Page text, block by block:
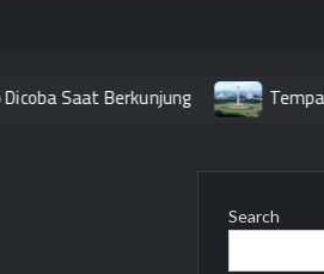
Saat Berkunjung Tempat
Search